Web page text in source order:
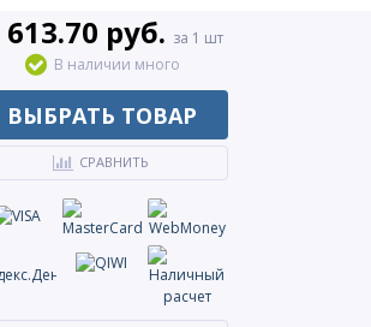
613.70 руб. за 1 шт
В наличии много
ВЫБРАТЬ ТОВАР
СРАВНИТЬ